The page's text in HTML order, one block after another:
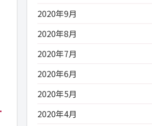
2020年9月
2020年8月
2020年7月
2020年6月
2020年5月
2020年4月